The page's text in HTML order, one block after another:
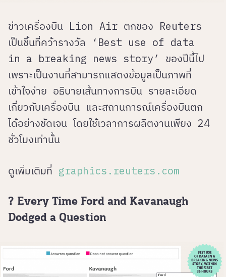
ข่าวเครื่องบิน Lion Air ตกของ Reuters
เป็นชิ้นที่คว้ารางวัล ‘Best use of data
in a breaking news story’ ของปีนี้ไป
เพราะเป็นงานที่สามารถแสดงข้อมูลเป็นภาพที่
เข้าใจง่าย อธิบายเส้นทางการบิน รายละเอียด
เกี่ยวกับเครื่องบิน และสถานการณ์เครื่องบินตก
ได้อย่างชัดเจน โดยใช้เวลาการผลิตงานเพียง 24
ชั่วโมงเท่านั้น
ดูเพิ่มเติมที่ graphics.reuters.com
? Every Time Ford and Kavanaugh
Dodged a Question